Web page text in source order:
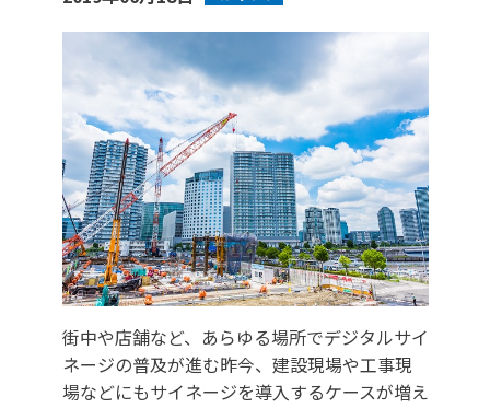
街中や店舗など、あらゆる場所でデジタルサイ
ネージの普及が進む昨今、建設現場や工事現
場などにもサイネージを導入するケースが増え